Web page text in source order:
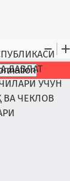
qaytish
ДАВЛАТ
УЧУН
ВА ЧЕКЛОВ